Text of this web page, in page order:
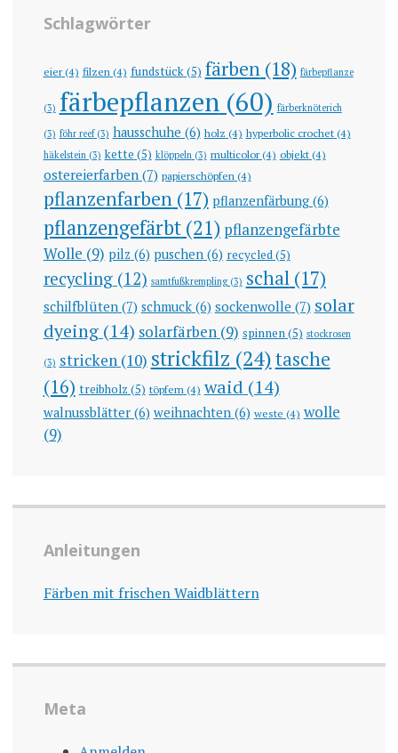
Schlagwörter
eier(4) filzen (4) fundstück(5) färben(18) färbepflanze
(3) färbepflanzen(60) färberknöterich
(3) föhr reef(3) hausschuhe (6) holz (4) hyperbolic crochet(4)
häkelstein(3) kette (5) klöppeln(3) multicolor(4) objekt(4)
ostereierfarben(7) papierschöpfen (4)
pflanzenfarben(17) pflanzenfärbung(6)
pflanzengefärbt(21) pflanzengefärbte
Wolle (9) pilz (6) puschen(6) recycled(5)
recycling(12) samtfußkrempling(3) schal(17)
schilfblüten(7) schmuck(6) sockenwolle(7) solar
dyeing(14) solarfärben(9) spinnen(5) stockrosen
(3) stricken(10) strickfilz (24)tasche
(16) treibholz (5) töpfern (4) waid (14)
walnussblätter(6) weihnachten(6) weste (4) wolle
(9)
Anleitungen
Färben mit frischen Waidblättern
Meta